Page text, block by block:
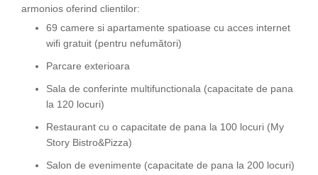
armonios oferind clientilor:
69 camere si apartamente spatioase cu acces internet
wifi gratuit (pentru nefumători)
Parcare exterioara
Sala de conferinte multifunctionala (capacitate de pana
la 120 locuri)
Restaurant cu o capacitate de pana la 100 locuri (My
Story Bistro&Pizza)
Salon de evenimente (capacitate de pana la 200 locuri)